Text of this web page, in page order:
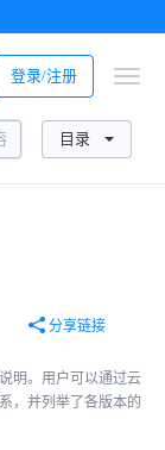
登录/注册
目录
分享链接
明。用户可以通过云
，并列举了各版本的